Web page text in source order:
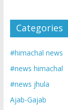
Categories
#himachal news
#news himachal
#news jhula
Ajab-Gajab